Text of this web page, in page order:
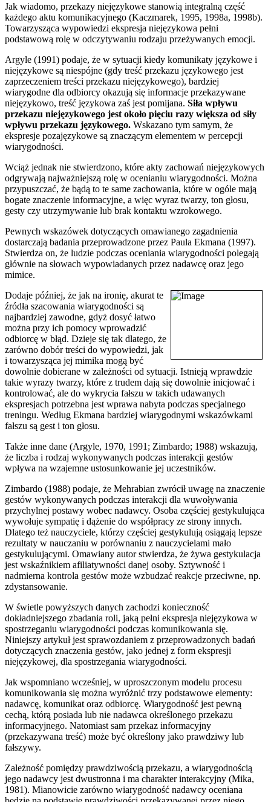
Jak wiadomo, przekazy niejęzykowe stanowią integralną część
każdego aktu komunikacyjnego (Kaczmarek, 1995, 1998a, 1998b).
Towarzysząca wypowiedzi ekspresja niejęzykowa pełni
podstawową rolę w odczytywaniu rodzaju przeżywanych emocji.
Argyle (1991) podaje, że w sytuacji kiedy komunikaty językowe i
niejęzykowe są niespójne (gdy treść przekazu językowego jest
zaprzeczeniem treści przekazu niejęzykowego), bardziej
wiarygodne dla odbiorcy okazują się informacje przekazywane
niejęzykowo, treść językowa zaś jest pomijana. Siła wpływu
przekazu niejęzykowego jest około pięciu razy większa od siły
wpływu przekazu językowego. Wskazano tym samym, że
ekspresje pozajęzykowe są znaczącym elementem w percepcji
wiarygodności.
Wciąż jednak nie stwierdzono, które akty zachowań niejęzykowych
odgrywają najważniejszą rolę w ocenianiu wiarygodności. Można
przypuszczać, że bądą to te same zachowania, które w ogóle mają
bogate znaczenie informacyjne, a więc wyraz twarzy, ton głosu,
gesty czy utrzymywanie lub brak kontaktu wzrokowego.
Pewnych wskazówek dotyczących omawianego zagadnienia
dostarczają badania przeprowadzone przez Paula Ekmana (1997).
Stwierdza on, że ludzie podczas oceniania wiarygodności polegają
głównie na słowach wypowiadanych przez nadawcę oraz jego
mimice.
Dodaje później, że jak na ironię, akurat te
źródła szacowania wiarygodności są
najbardziej zawodne, gdyż dosyć łatwo
można przy ich pomocy wprowadzić
odbiorcę w błąd. Dzieje się tak dlatego, że
zarówno dobór treści do wypowiedzi, jak
i towarzysząca jej mimika mogą być
dowolnie dobierane w zależności od sytuacji. Istnieją wprawdzie
takie wyrazy twarzy, które z trudem dają się dowolnie inicjować i
kontrolować, ale do wykrycia fałszu w takich udawanych
ekspresjach potrzebna jest wprawa nabyta podczas specjalnego
treningu. Według Ekmana bardziej wiarygodnymi wskazówkami
fałszu są gest i ton głosu.
Także inne dane (Argyle, 1970, 1991; Zimbardo; 1988) wskazują,
że liczba i rodzaj wykonywanych podczas interakcji gestów
wpływa na wzajemne ustosunkowanie jej uczestników.
Zimbardo (1988) podaje, że Mehrabian zwrócił uwagę na znaczenie
gestów wykonywanych podczas interakcji dla wuwoływania
przychylnej postawy wobec nadawcy. Osoba częściej gestykulująca
wywołuje sympatię i dążenie do współpracy ze strony innych.
Dlatego też nauczyciele, którzy częściej gestykulują osiągają lepsze
rezultaty w nauczaniu w porównaniu z nauczycielami mało
gestykulującymi. Omawiany autor stwierdza, że żywa gestykulacja
jest wskaźnikiem afiliatywności danej osoby. Sztywność i
nadmierna kontrola gestów może wzbudzać reakcje przeciwne, np.
zdystansowanie.
W świetle powyższych danych zachodzi konieczność
dokładniejszego zbadania roli, jaką pełni ekspresja niejęzykowa w
spostrzeganiu wiarygodności podczas komunikowania się.
Niniejszy artykuł jest sprawozdaniem z przeprowadzonych badań
dotyczących znaczenia gestów, jako jednej z form ekspresji
niejęzykowej, dla spostrzegania wiarygodności.
Jak wspomniano wcześniej, w uproszczonym modelu procesu
komunikowania się można wyróżnić trzy podstawowe elementy:
nadawcę, komunikat oraz odbiorcę. Wiarygodność jest pewną
cechą, którą posiada lub nie nadawca określonego przekazu
informacyjnego. Natomiast sam przekaz informacyjny
(przekazywana treść) może być określony jako prawdziwy lub
fałszywy.
Zależność pomiędzy prawdziwością przekazu, a wiarygodnością
jego nadawcy jest dwustronna i ma charakter interakcyjny (Mika,
1981). Mianowicie zarówno wiarygodność nadawcy oceniana